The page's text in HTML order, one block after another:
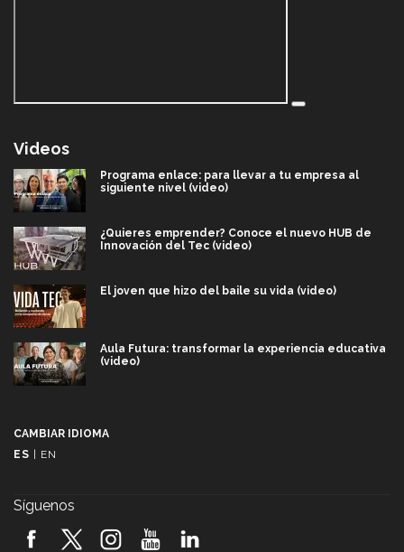
Videos
Programa enlace: para llevar a tu empresa al
siguiente nivel (video)
¿Quieres emprender? Conoce el nuevo HUB de
Innovación del Tec (video)
El joven que hizo del baile su vida (video)
Aula Futura: transformar la experiencia educativa
(video)
2026! (video)
CAMBIAR IDIOMA
ES | EN
Síguenos